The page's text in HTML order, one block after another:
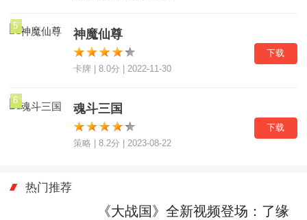
5
神魔仙尊
卡牌 | 8.0分 | 2022-11-30
下载
6
魂斗三国
策略 | 8.2分 | 2023-08-22
下载
热门推荐
《大战国》全新视频登场：了缘